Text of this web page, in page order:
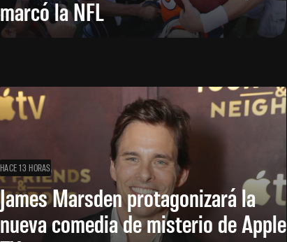
marcó la NFL
HACE 13 HORAS
James Marsden protagonizará la
nueva comedia de misterio de Apple